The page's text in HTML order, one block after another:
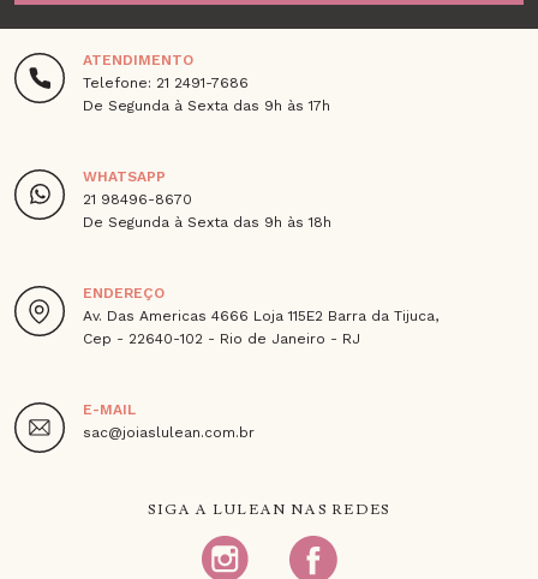
ATENDIMENTO
Telefone: 21 2491-7686
De Segunda à Sexta das 9h às 17h
WHATSAPP
21 98496-8670
De Segunda à Sexta das 9h às 18h
ENDEREÇO
Av. Das Americas 4666 Loja 115E2 Barra da Tijuca,
Cep - 22640-102 - Rio de Janeiro - RJ
E-MAIL
sac@joiaslulean.com.br
SIGA A LULEAN NAS REDES